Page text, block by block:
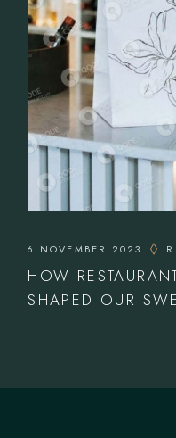
6 NOVEMBER 2023
HOW
SHAPED OUR